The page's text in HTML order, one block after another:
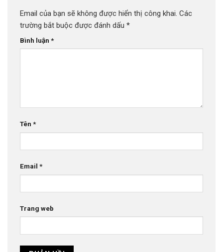
Email của bạn sẽ không được hiển thị công khai. Các
trường bắt buộc được đánh dấu *
Bình luận *
Tên *
Email *
Trang web